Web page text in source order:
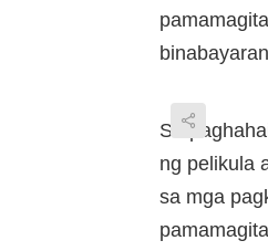
Sa
ng pelikula
sa mga